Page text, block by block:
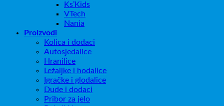
Ks’Kids
VTech
Nania
Proizvodi
Kolica i dodaci
Autosjedalice
Hranilice
Ležaljke i hodalice
Igračke i glodalice
Dude i dodaci
Pribor za jelo